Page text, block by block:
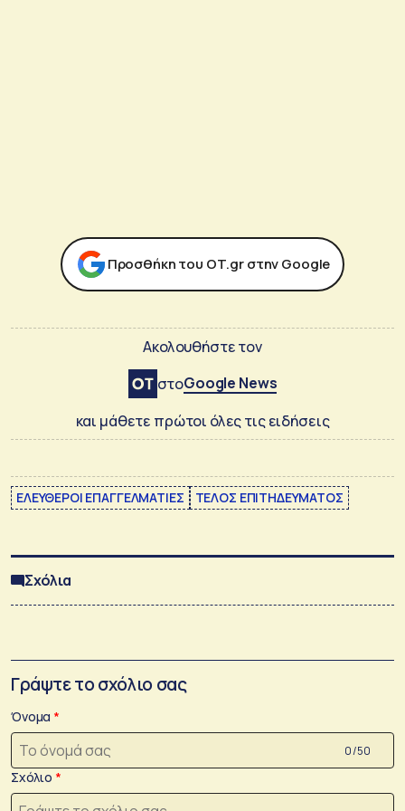
Προσθήκη του ΟΤ.gr στην Google
Ακολουθήστε τον
στοGoogle News
και μάθετε πρώτοι όλες τις ειδήσεις
ΕΛΕΥΘΕΡΟΙ ΕΠΑΓΓΕΛΜΑΤΙΕΣ ΤΕΛΟΣ ΕΠΙΤΗΔΕΥΜΑΤΟΣ
Σχόλια
Γράψτε το σχόλιο σας
Όνομα
0 /50
Σχόλιο